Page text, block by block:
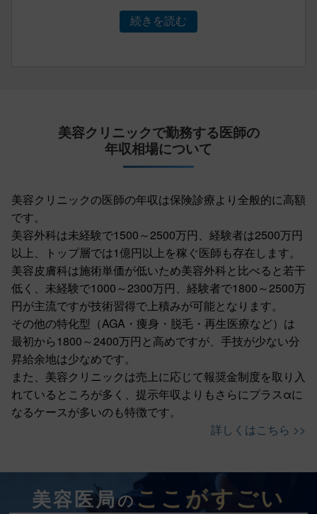
続きを読む
美容クリニックで勤務する医師の
年収相場について
美容クリニックの医師の年収は保険診療より全般的に高額
です。
美容外科は未経験で1500～2500万円、経験者は2500万円
以上、トップ層では1億円以上を稼ぐ医師も存在します。
美容皮膚科は施術単価が低いため美容外科と比べると若干
低く、未経験で1000～2300万円、経験者で1800～2500万
円が主流ですが技術習得で上積みが可能となります。
その他の特化型（AGA・痩身・脱毛・再生医療など）は
最初から1800～2400万円と高めですが、手技が少ない分
昇給余地は少なめです。
また、美容クリニックは売上に応じて報奨金制度を取り入
れているところが多く、提示年収よりもさらにプラスαに
なるケースが多いのも特徴です。
詳しくはこちら >>
美容医局の ここがすごい